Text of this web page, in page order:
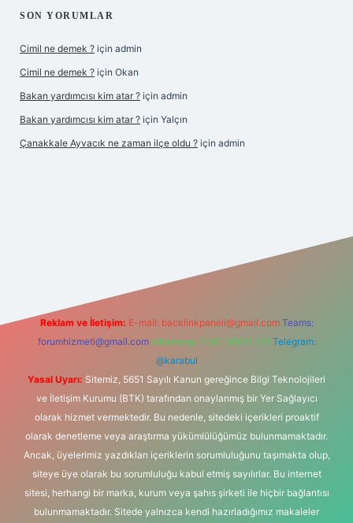
SON YORUMLAR
Cimil ne demek ? için admin
Cimil ne demek ? için Okan
Bakan yardımcısı kim atar ? için admin
Bakan yardımcısı kim atar ? için Yalçın
Çanakkale Ayvacık ne zaman ilçe oldu ? için admin
Reklam ve İletişim: E-mail: backlinkpaneli@gmail.com Teams:
forumhizmeti@gmail.com Whatsapp: 0262 606 0 726 Telegram:
@karabul
Yasal Uyarı: Sitemiz, 5651 Sayılı Kanun gereğince Bilgi Teknolojileri
ve İletişim Kurumu (BTK) tarafından onaylanmış bir Yer Sağlayıcı
olarak hizmet vermektedir. Bu nedenle, sitedeki içerikleri proaktif
olarak denetleme veya araştırma yükümlülüğümüz bulunmamaktadır.
Ancak, üyelerimiz yazdıkları içeriklerin sorumluluğunu taşımakta olup,
siteye üye olarak bu sorumluluğu kabul etmiş sayılırlar. Bu internet
sitesi, herhangi bir marka, kurum veya şahıs şirketi ile hiçbir bağlantısı
bulunmamaktadır. Sitede yalnızca kendi hazırladığımız makaleler